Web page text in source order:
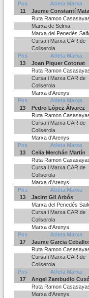
Pos
Atleta Marxa
11
Jaume Constantí Mata
Ruta Ramon
Marxa de Selma
Marxa del Penedés
Cursa i Marxa CAR de
Collserola
Pos
Atleta Marxa
13
Joan Piquer Cotonat
Ruta Ramon
Cursa i Marxa CAR de
Collserola
Marxa d'Arenys
Pos
Atleta Marxa
13
Pedro López Álvarez
Ruta Ramon
Cursa i Marxa CAR de
Collserola
Marxa d'Arenys
Pos
Atleta Marxa
13
Celia Merchán Martín
Ruta Ramon
Cursa i Marxa CAR de
Collserola
Marxa d'Arenys
Pos
Atleta Marxa
13
Jacint Gil Arbós
Marxa del Penedés
Cursa i Marxa CAR de
Collserola
Marxa d'Arenys
Pos
Atleta Marxa
17
Jaume Garcia
Ruta Ramon
Cursa i Marxa CAR de
Collserola
Pos
Atleta Marxa
17
Angel Zambudio
Ruta Ramon
Marxa d'Arenys